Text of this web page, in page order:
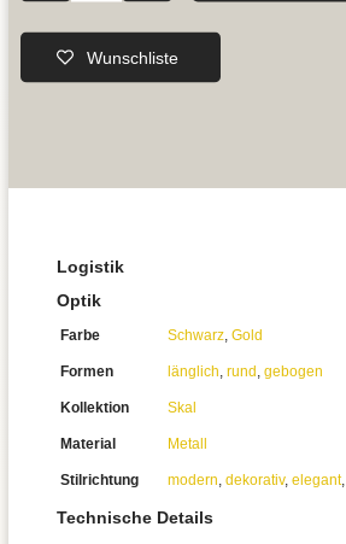
Wunschliste
Logistik
Optik
Farbe Schwarz, Gold
Formen länglich, rund , gebogen
Kollektion Skal
Material Metall
Stilrichtung modern, dekorativ, elegant,
Technische Details